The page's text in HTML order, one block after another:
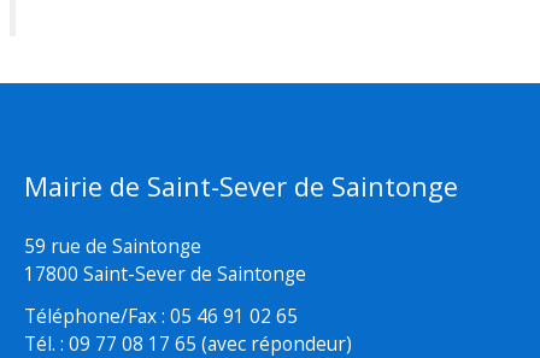
Mairie de Saint-Sever de Saintonge
59 rue de Saintonge
17800 Saint-Sever de Saintonge
Téléphone/Fax : 05 46 91 02 65
Tél. : 09 77 08 17 65 (avec répondeur)